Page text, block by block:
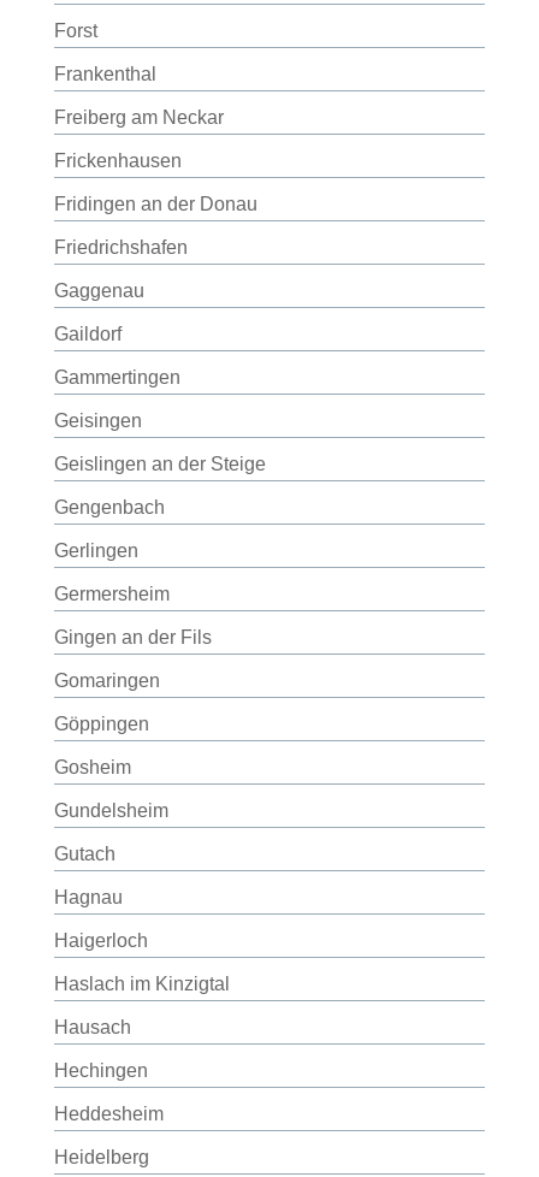
Forst
Frankenthal
Freiberg am Neckar
Frickenhausen
Fridingen an der Donau
Friedrichshafen
Gaggenau
Gaildorf
Gammertingen
Geisingen
Geislingen an der Steige
Gengenbach
Gerlingen
Germersheim
Gingen an der Fils
Gomaringen
Göppingen
Gosheim
Gundelsheim
Gutach
Hagnau
Haigerloch
Haslach im Kinzigtal
Hausach
Hechingen
Heddesheim
Heidelberg